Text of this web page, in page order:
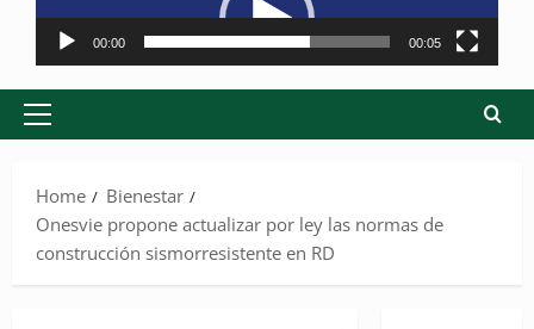
de
vídeo
00:00 00:05
Primary
Home
Bienestar
Onesvie propone actualizar por ley las normas de
construcción sismorresistente en RD